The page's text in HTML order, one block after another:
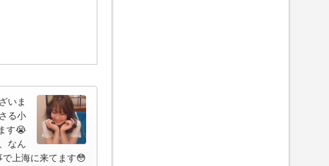
いま
る小
す😭
なん
上海に来てます😳